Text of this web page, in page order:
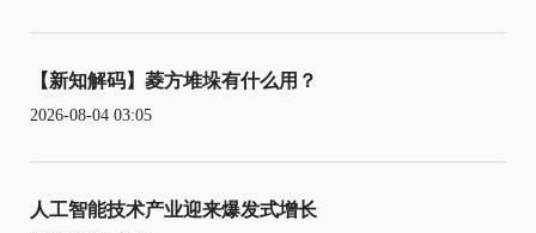
【新知解码】菱方堆垛有什么用？
2026-08-04 03:05
人工智能技术产业迎来爆发式增长